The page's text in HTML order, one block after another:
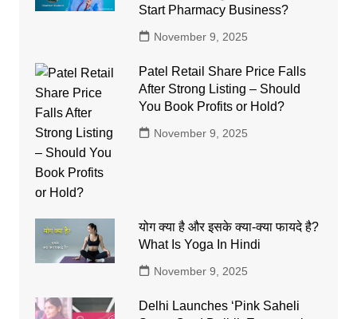
Start Pharmacy Business?
November 9, 2025
Patel Retail Share Price Falls
After Strong Listing – Should
You Book Profits or Hold?
November 9, 2025
योग क्या है और इसके क्या-क्या फायदे है?
What Is Yoga In Hindi
November 9, 2025
Delhi Launches ‘Pink Saheli